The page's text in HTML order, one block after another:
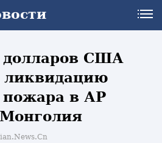
США
ликвидацию
пожара в АР